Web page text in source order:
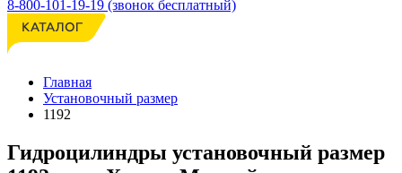
8-800-101-19-19 (звонок бесплатный)
Главная
Установочный размер
1192
Гидроцилиндры установочный размер